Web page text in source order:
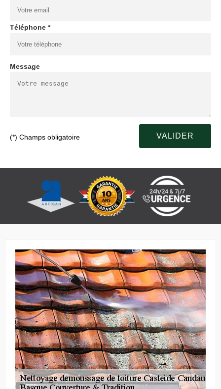
Téléphone *
Message
(*) Champs obligatoire